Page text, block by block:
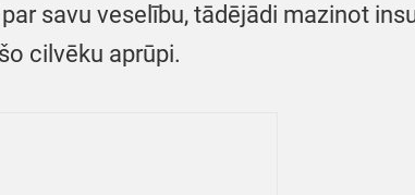
savu veselību, tādējādi mazinot
cilvēku aprūpi.